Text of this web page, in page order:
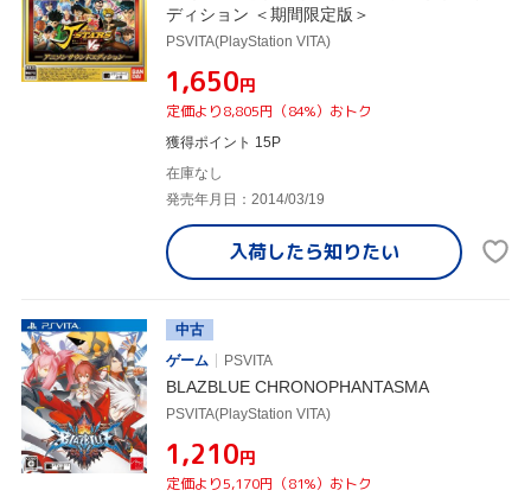
ディション ＜期間限定版＞
PSVITA(PlayStation VITA)
¥1,650円
定価より8,805円（84%）おトク
獲得ポイント 15P
在庫なし
発売年月日：2014/03/19
入荷したら知りたい
中古
ゲーム
PSVITA
BLAZBLUE CHRONOPHANTASMA
PSVITA(PlayStation VITA)
¥1,210円
定価より5,170円（81%）おトク